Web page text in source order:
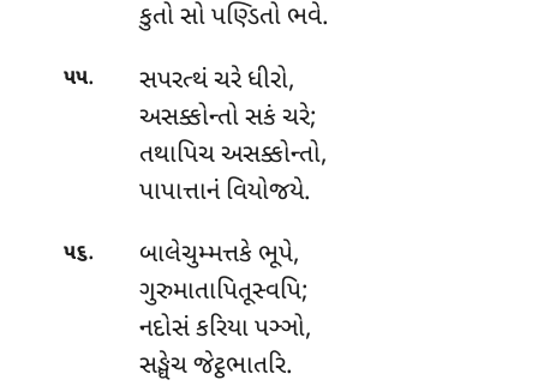
કુતો સો પણ્ડિતો ભવે.
૫૫. સપરત્થંચરે ધીરો,
અસક્કોન્તો સકં ચરે;
તથાપિચ અસક્કોન્તો,
પાપાત્તાનં વિયોજયે.
૫૬.
બાલેચુમ્મત્તકે ભૂપે,
ગુરુમાતાપિતૂસ્વપિ;
નદોસં કરિયા પઞ્ઞો,
સઙ્ઘેચ જેટ્ઠભાતરિ.